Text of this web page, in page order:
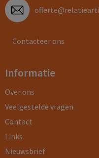
Contacteer ons
Informatie
Over ons
Veelgestelde vragen
Contact
Links
Nieuwsbrief